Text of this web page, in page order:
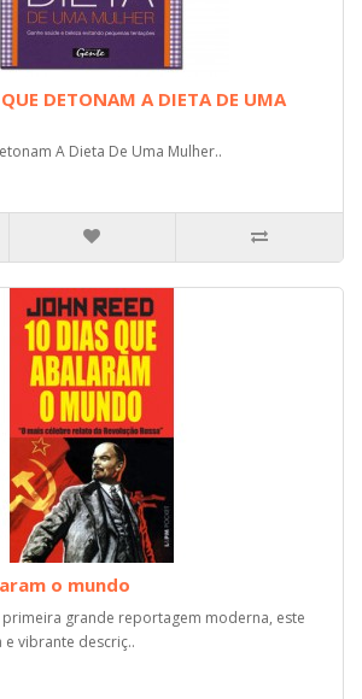
DETONAM A DIETA DE UMA
A Dieta De Uma Mulher..
o mundo
grande reportagem moderna, este
vibrante descriç..